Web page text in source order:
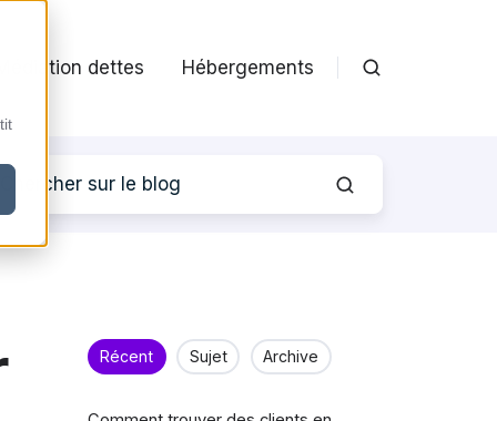
dettes Hébergements
Récent Sujet Archive